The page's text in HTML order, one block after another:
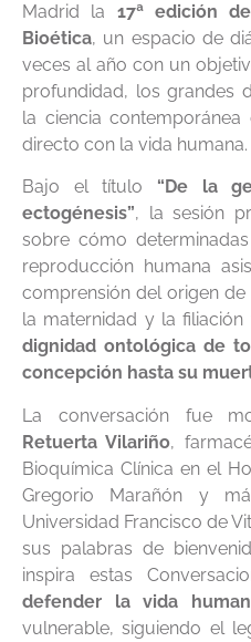
Madrid la 17ª edición
Bioética, un espacio de
veces al año con un
profundidad, los grandes
la ciencia
directo con la vida humana.
Bajo el título “De la
ectogénesis”, la sesión
sobre cómo
reproducción humana
comprensión del origen
la maternidad y la
dignidad ontológica de
concepción hasta su
La conversación fue
Retuerta Vilariño,
Bioquímica Clínica en el
Gregorio Marañón y
Universidad Francisco de
sus palabras de
inspira estas
defender la vida
vulnerable, siguiendo el